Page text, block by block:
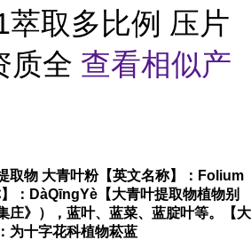
萃取多比例 压片
质全 查看相似产
取物 大青叶粉【英文名称】：Folium
】：DàQīnɡYè 【大青叶提取物植物别
庄》），蓝叶、蓝菜、蓝腚叶等。
【大
为十字花科植物菘蓝